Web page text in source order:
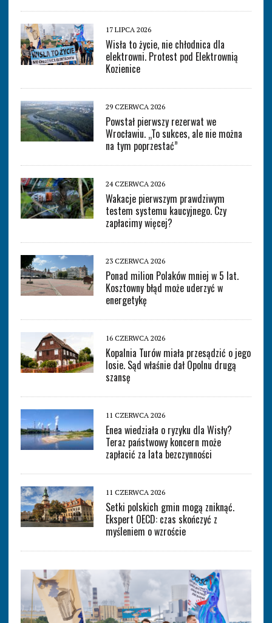
17 LIPCA 2026
Wisła to życie, nie chłodnica dla
elektrowni. Protest pod Elektrownią
Kozienice
29 CZERWCA 2026
Powstał pierwszy rezerwat we
Wrocławiu. „To sukces, ale nie można
na tym poprzestać”
24 CZERWCA 2026
Wakacje pierwszym prawdziwym
testem systemu kaucyjnego. Czy
zapłacimy więcej?
23 CZERWCA 2026
Ponad milion Polaków mniej w 5 lat.
Kosztowny błąd może uderzyć w
energetykę
16 CZERWCA 2026
Kopalnia Turów miała przesądzić o jego
losie. Sąd właśnie dał Opolnu drugą
szansę
11 CZERWCA 2026
Enea wiedziała o ryzyku dla Wisły?
Teraz państwowy koncern może
zapłacić za lata bezczynności
11 CZERWCA 2026
Setki polskich gmin mogą zniknąć.
Ekspert OECD: czas skończyć z
myśleniem o wzroście